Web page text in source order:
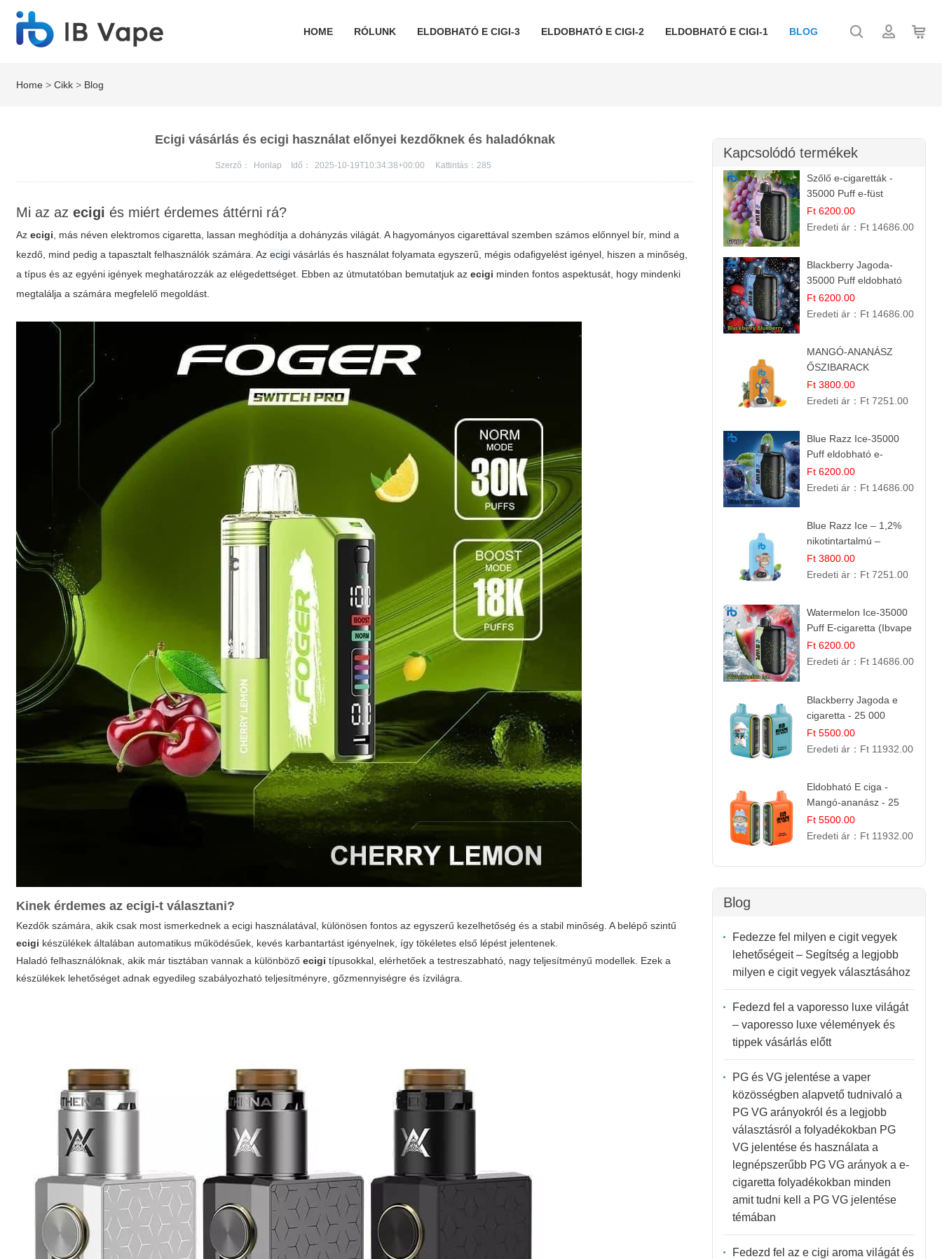
HOME RÓLUNK ELDOBHATÓ E CIGI-3 ELDOBHATÓ E CIGI-2 ELDOBHATÓ E CIGI-1 BLOG
Home >Cikk > Blog
Ecigi vásárlás és ecigi használat előnyei kezdőknek és haladóknak
Szerző： Honlap Idő： 2025-10-19T10:34:38+00:00 Kattintás：285
Mi az azecigi és miért érdemes áttérni rá?
Azecigi , más néven elektromos cigaretta, lassan meghódítja a dohányzás világát. A hagyományos cigarettával szemben számos előnnyel bír, mind a
kezdő, mind pedig a tapasztalt felhasználók számára. Azecigi vásárlás és használat folyamata egyszerű, mégis odafigyelést igényel, hiszen a minőség,
a típus és az egyéni igények meghatározzák az elégedettséget. Ebben az útmutatóban bemutatjuk azecigi minden fontos aspektusát, hogy mindenki
megtalálja a számára megfelelő megoldást.
Kinek érdemes azecigi-t választani?
Kezdők számára, akik csak most ismerkednek aecigi használatával, különösen fontos az egyszerű kezelhetőség és a stabil minőség. A belépő szintű
ecigi készülékek általában automatikus működésűek, kevés karbantartást igényelnek, így tökéletes első lépést jelentenek.
Haladó felhasználóknak, akik már tisztában vannak a különbözőecigi típusokkal, elérhetőek a testreszabható, nagy teljesítményű modellek. Ezek a
készülékek lehetőséget adnak egyedileg szabályozható teljesítményre, gőzmennyiségre és ízvilágra.
Kapcsolódó termékek
Szőlő e-cigaretták -
35000 Puff e-füst
Ft 6200.00
Eredeti ár： Ft 14686.00
Blackberry Jagoda-
35000 Puff eldobható
vape
Ft 6200.00
Eredeti ár： Ft 14686.00
MANGÓ-ANANÁSZ
ŐSZIBARACK
elektromos cigi – 12
000 befújás
Ft 3800.00
Eredeti ár： Ft 7251.00
Blue Razz Ice-35000
Puff eldobható e-
cigaretta
Ft 6200.00
Eredeti ár： Ft 14686.00
Blue Razz Ice – 1,2%
nikotintartalmú –
eldobható e cigi
Ft 3800.00
Eredeti ár： Ft 7251.00
Watermelon Ice-35000
Puff E-cigaretta (Ibvape
Bar)
Ft 6200.00
Eredeti ár： Ft 14686.00
Blackberry Jagoda e
cigaretta - 25 000
szívás
Ft 5500.00
Eredeti ár： Ft 11932.00
Eldobható E ciga -
Mangó-ananász - 25
000 befújás
Ft 5500.00
Eredeti ár： Ft 11932.00
Blog
Fedezze fel milyen e cigit vegyek
lehetőségeit – Segítség a legjobb
milyen e cigit vegyek választásához
Fedezd fel a vaporesso luxe világát
– vaporesso luxe vélemények és
tippek vásárlás előtt
PG és VG jelentése a vaper
közösségben alapvető tudnivaló a
PG VG arányokról és a legjobb
választásról a folyadékokban PG
VG jelentése és használata a
legnépszerűbb PG VG arányok a e-
cigaretta folyadékokban minden
amit tudni kell a PG VG jelentése
témában
Fedezd fel az e cigi aroma világát és